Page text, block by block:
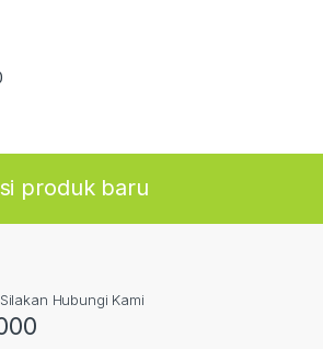
produk baru
Hubungi Kami